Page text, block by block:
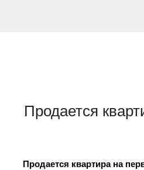
Продается
Продается квартира на